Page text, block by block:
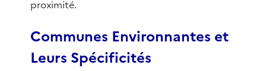
proximité.
Communes Environnantes et
Leurs Spécificités